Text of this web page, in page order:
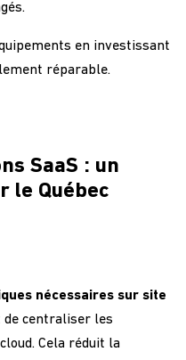
en investissant
réparable.
SaaS : un
le Québec
nécessaires sur site
de centraliser les
Cela réduit la